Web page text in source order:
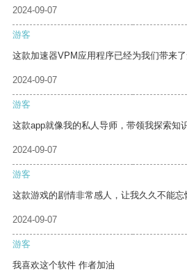
2024-09-07
游客
这款加速器VPM应用程序已经为我们带来了
2024-09-07
游客
这款app就像我的私人导师，带领我探索知
2024-09-07
游客
这款游戏的剧情非常感人，让我久久不能忘
2024-09-07
游客
我喜欢这个软件 作者加油